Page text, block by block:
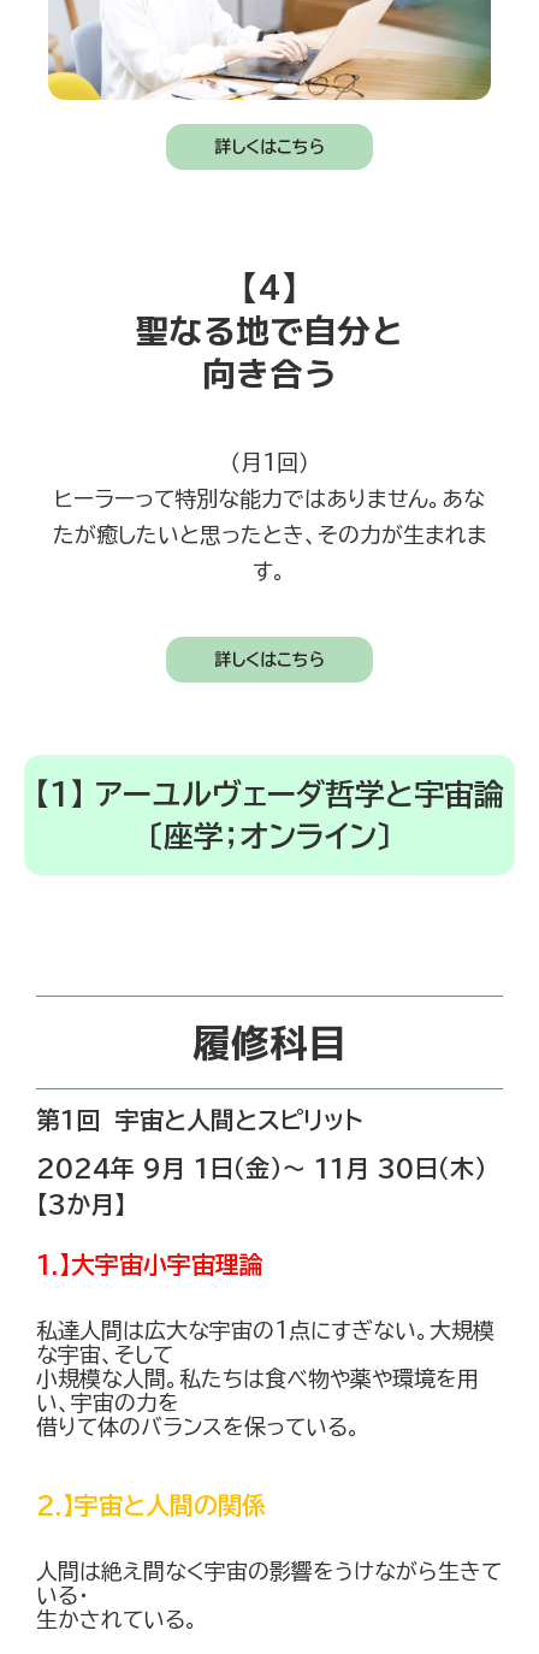
詳しくはこちら
【4】
聖なる地で自分と
向き合う
（月1回）
ヒーラーって特別な能力ではありません。あな
たが癒したいと思ったとき、その力が生まれま
す。
詳しくはこちら
【1】 アーユルヴェーダ哲学と宇宙論
〔座学；オンライン〕
履修科目
第１回 宇宙と人間とスピリット
2024年 9月 1日（金）～ 11月 30日（木）
【3か月】
1.】大宇宙小宇宙理論
私達人間は広大な宇宙の1点にすぎない。大規模
な宇宙、そして
小規模な人間。私たちは食べ物や薬や環境を用
い、宇宙の力を
借りて体のバランスを保っている。
2.】宇宙と人間の関係
人間は絶え間なく宇宙の影響をうけながら生きて
いる・
生かされている。